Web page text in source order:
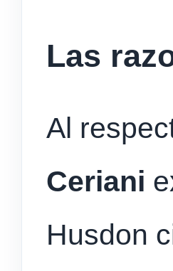
Las
Al
Ceriani
Husdon